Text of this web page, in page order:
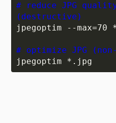
# reduce JPG
(destructive)
jpegoptim --max=70
# optimize JPG
jpegoptim *.jpg